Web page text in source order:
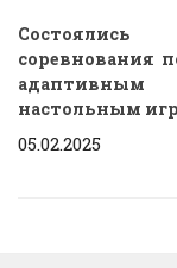
Состоялись
соревнования
адаптивным
настольным
05.02.2025